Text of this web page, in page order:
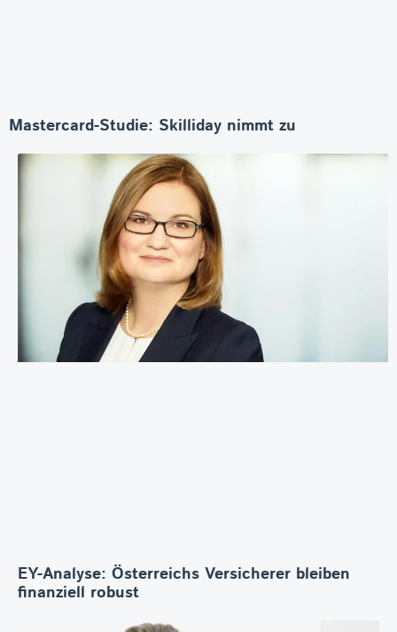
Mastercard-Studie: Skilliday nimmt zu
EY-Analyse: Österreichs Versicherer bleiben
finanziell robust